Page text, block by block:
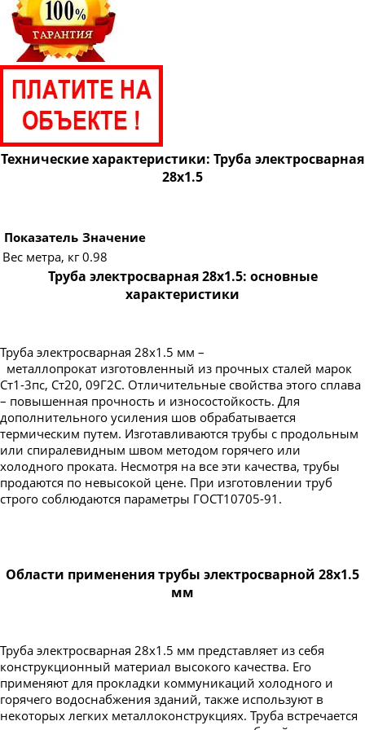
Труба электросварная 820
Труба электросварная 920
Труба электросварная 1020
Труба электросварная 1220
Труба электросварная 1420
Технические характеристики: Труба электросварная
28х1.5
Показатель Значение
Вес метра, кг 0.98
Труба электросварная 28х1.5: основные
характеристики
Труба электросварная 28х1.5 мм –
металлопрокат изготовленный из прочных сталей марок
Ст1-3пс, Ст20, 09Г2С. Отличительные свойства этого сплава
– повышенная прочность и износостойкость. Для
дополнительного усиления шов обрабатывается
термическим путем. Изготавливаются трубы с продольным
или спиралевидным швом методом горячего или
холодного проката. Несмотря на все эти качества, трубы
продаются по невысокой цене. При изготовлении труб
строго соблюдаются параметры ГОСТ10705-91.
Области применения трубы электросварной 28х1.5
мм
Труба электросварная 28х1.5 мм представляет из себя
конструкционный материал высокого качества. Его
применяют для прокладки коммуникаций холодного и
горячего водоснабжения зданий, также используют в
некоторых легких металлоконструкциях. Труба встречается